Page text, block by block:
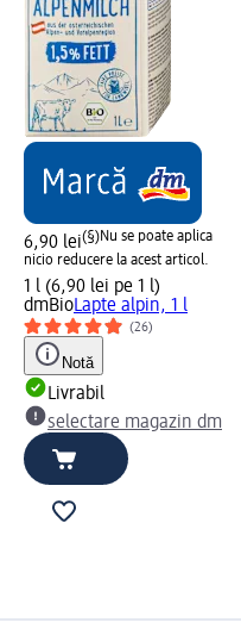
6,90 lei(§)Nu se poate aplica
nicio reducere la acest articol.
1 l (6,90 lei pe 1 l)
dmBioLapte alpin, 1 l
(26)
Notă
Livrabil
selectare magazin dm